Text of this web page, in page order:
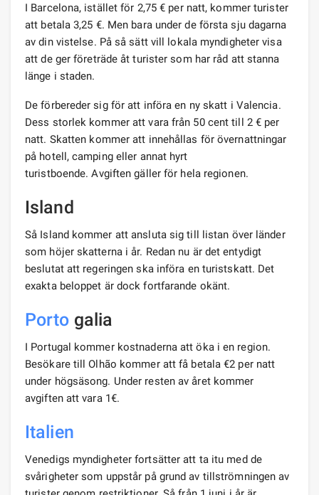
I Barcelona, ​​istället för 2,75 € per natt, kommer turister
att betala 3,25 €. Men bara under de första sju dagarna
av din vistelse. På så sätt vill lokala myndigheter visa
att de ger företräde åt turister som har råd att stanna
länge i staden.
De förbereder sig för att införa en ny skatt i Valencia.
Dess storlek kommer att vara från 50 cent till 2 € per
natt. Skatten kommer att innehållas för övernattningar
på hotell, camping eller annat hyrt
turistboende. Avgiften gäller för hela regionen.
Island
Så Island kommer att ansluta sig till listan över länder
som höjer skatterna i år. Redan nu är det entydigt
beslutat att regeringen ska införa en turistskatt. Det
exakta beloppet är dock fortfarande okänt.
Porto galia
I Portugal kommer kostnaderna att öka i en region.
Besökare till Olhão kommer att få betala €2 per natt
under högsäsong. Under resten av året kommer
avgiften att vara 1€.
Italien
Venedigs myndigheter fortsätter att ta itu med de
svårigheter som uppstår på grund av tillströmningen av